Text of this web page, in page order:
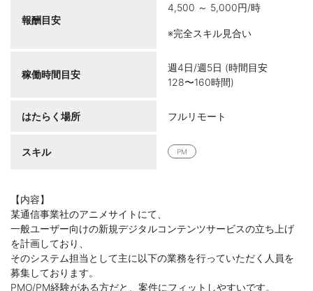
報酬目安
4,500 ～ 5,000円/時
※完全スキル見合い
稼働時間目安
週4日/週5日 (時間目安
128〜160時間)
はたらく場所 フルリモート
スキル PM
【内容】
某通信事業社のアニメサイトにて、
一般ユーザー向けの新規デジタルコンテンツサービスの立ち上げ
を計画しており、
そのシステム担当として主に以下の業務を行っていただく人員を
募集しております。
PMO/PM経験がある方だと、案件にフィットしやすいです。